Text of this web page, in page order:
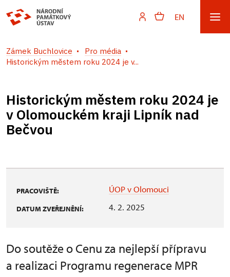
EN
Zámek Buchlovice
Pro média
Historickým městem roku 2024 je v...
Historickým městem roku 2024 je
v Olomouckém kraji Lipník nad
Bečvou
PRACOVIŠTĚ: ÚOP v Olomouci
DATUM ZVEŘEJNĚNÍ: 4. 2. 2025
Do soutěže o Cenu za nejlepší přípravu
a realizaci Programu regenerace MPR